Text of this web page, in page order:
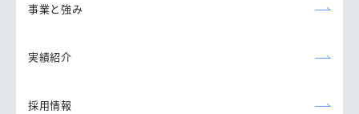
事業と強み
実績紹介
採用情報